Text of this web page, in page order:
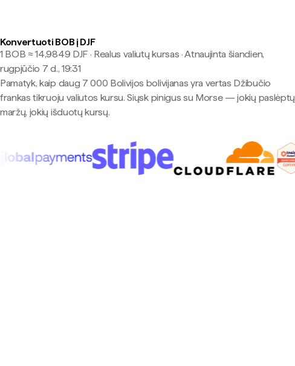
Konvertuoti BOB į DJF
1 BOB ≈ 14,9849 DJF · Realus valiutų kursas ·Atnaujinta šiandien,
rugpjūčio 7 d., 19:31
Pamatyk, kaip daug 7 000 Bolivijos bolivijanas yra vertas Džibučio
frankas tikruoju valiutos kursu. Siųsk pinigus su Morse — jokių paslėptų
maržų, jokių išduotų kursų.